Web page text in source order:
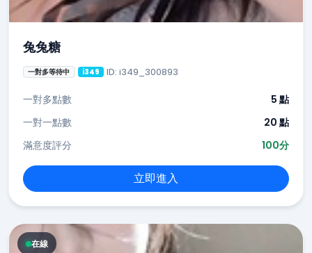
兔兔糖
一對多等待中 i349 ID: i349_300893
一對多點數
5 點
一對一點數
20 點
滿意度評分
100分
立即進入
在線